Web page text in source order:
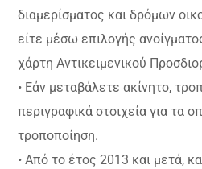
διαμερίσματος και δρόμων
είτε μέσω επιλογής
χάρτη Αντικειμενικού
• Εάν μεταβάλετε ακίνητο,
περιγραφικά στοιχεία για τα
τροποποίηση.
• Από το έτος 2013 και μετά,